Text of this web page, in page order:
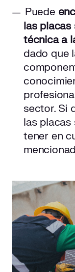
Puede
las placas
técnica a
dado que
sector. Si
las placas
tener en